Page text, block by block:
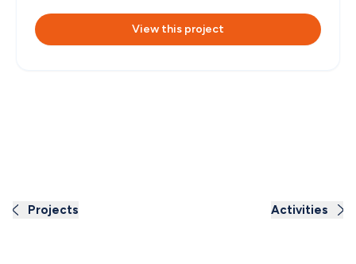
View this project
Projects Activities